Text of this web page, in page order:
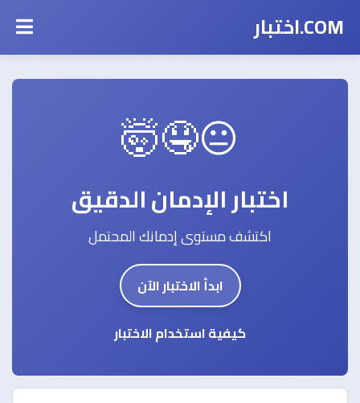
COM.اختبار
😐🤤🤯
اختبار الإدمان الدقيق
اكتشف مستوى إدمانك المحتمل
ابدأ الاختبار الآن
كيفية استخدام الاختبار